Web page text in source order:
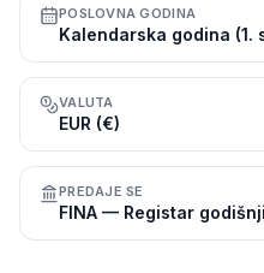
POSLOVNA GODINA
VALUTA
EUR (€)
PREDAJE SE